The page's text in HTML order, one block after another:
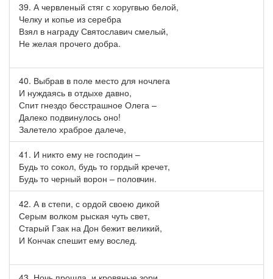
39. А червленый стяг с хоругвью белой,
Челку и копье из серебра
Взял в награду Святославич смелый,
Не желая прочего добра.
40. Выбрав в поле место для ночлега
И нуждаясь в отдыхе давно,
Спит гнездо бесстрашное Олега –
Далеко подвинулось оно!
Залетело храброе далече,
41. И никто ему не господин –
Будь то сокол, будь то гордый кречет,
Будь то черный ворон – половчин.
42. А в степи, с ордой своею дикой
Серым волком рыская чуть свет,
Старый Гзак на Дон бежит великий,
И Кончак спешит ему вослед.